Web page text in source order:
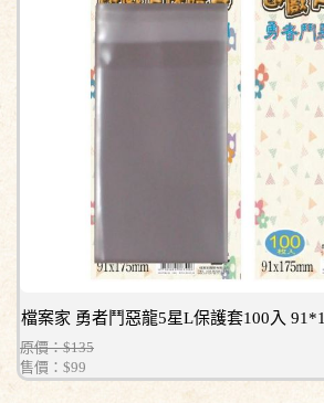
檔案家 勇者鬥惡龍5星L保護套100入
原價：$135
售價： $99